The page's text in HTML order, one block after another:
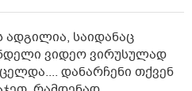
ადგილია, საიდანაც
ვიდეო ვირუსულად
დანარჩენი თქვენ